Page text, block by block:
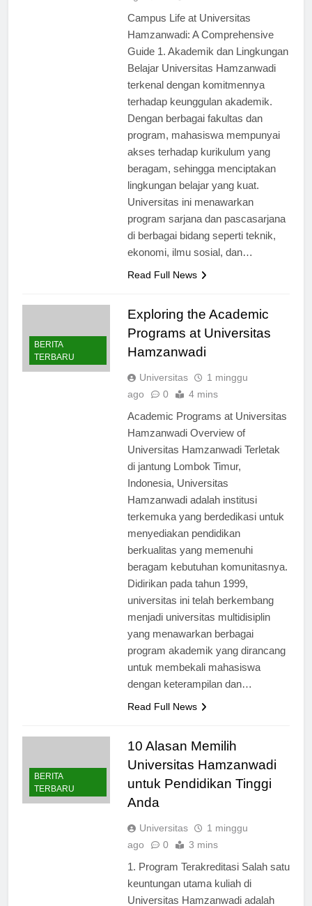
Campus Life at Universitas
Hamzanwadi: A Comprehensive
Guide 1. Akademik dan Lingkungan
Belajar Universitas Hamzanwadi
terkenal dengan komitmennya
terhadap keunggulan akademik.
Dengan berbagai fakultas dan
program, mahasiswa mempunyai
akses terhadap kurikulum yang
beragam, sehingga menciptakan
lingkungan belajar yang kuat.
Universitas ini menawarkan
program sarjana dan pascasarjana
di berbagai bidang seperti teknik,
BERITA
Exploring the Academic
Programs at Universitas
Universitas
1 minggu
Academic Programs at Universitas
Hamzanwadi Overview of
Universitas Hamzanwadi Terletak
di jantung Lombok Timur,
Indonesia, Universitas
Hamzanwadi adalah institusi
terkemuka yang berdedikasi untuk
menyediakan pendidikan
berkualitas yang memenuhi
beragam kebutuhan komunitasnya.
Didirikan pada tahun 1999,
universitas ini telah berkembang
menjadi universitas multidisiplin
yang menawarkan berbagai
program akademik yang dirancang
untuk membekali mahasiswa
BERITA
10 Alasan Memilih
Universitas Hamzanwadi
untuk Pendidikan Tinggi
Universitas
1 minggu
1. Program Terakreditasi Salah satu
keuntungan utama kuliah di